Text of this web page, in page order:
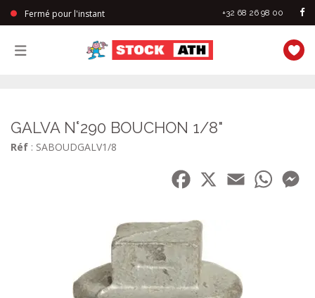
Fermé pour l'instant +32 68 26 98 00
GALVA N°290 BOUCHON 1/8"
Réf : SABOUDGALV1/8
Facebook
Email